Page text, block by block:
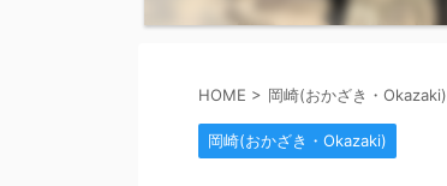
HOME > 岡崎(おかざき・Okazaki)
岡崎(おかざき・Okazaki)